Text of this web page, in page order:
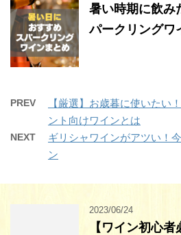
暑い時期に飲み
パークリングワ
PREV
【厳選】お歳暮に使いたい
ント向けワインとは
NEXT
ギリシャワインがアツい！
ン
2023/06/24
【ワイン初心